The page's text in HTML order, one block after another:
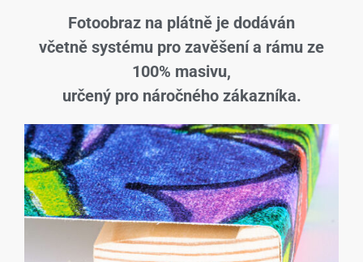
Fotoobraz na plátně je dodáván
včetně systému pro zavěšení a rámu ze
100% masivu,
určený pro náročného zákazníka.